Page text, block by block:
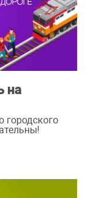
на
городского